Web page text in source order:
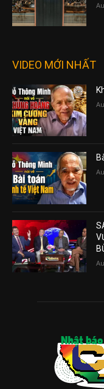
VIDEO MỚI NHẤT